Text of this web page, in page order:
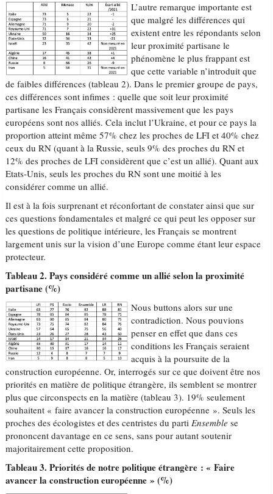
L’autre remarque importante est
que malgré les différences qui
existent entre les répondants selon
leur proximité partisane le
phénomène le plus frappant est
que cette variable n’introduit que
de faibles différences (tableau 2). Dans le premier groupe de pays,
ces différences sont infimes : quelle que soit leur proximité
partisane les Français considèrent massivement que les pays
européens sont nos alliés. Cela inclut l’Ukraine, et pour ce pays la
proportion atteint même 57% chez les proches de LFI et 40% chez
ceux du RN (quant à la Russie, seuls 9% des proches du RN et
12% des proches de LFI considèrent que c’est un allié). Quant aux
Etats-Unis, seuls les proches du RN sont une moitié à les
considérer comme un allié.
Il est à la fois surprenant et réconfortant de constater ainsi que sur
ces questions fondamentales et malgré ce qui peut les opposer sur
les questions de politique intérieure, les Français se montrent
largement unis sur la vision d’une Europe comme étant leur espace
protecteur.
Tableau 2. Pays considéré comme un allié selon la proximité
partisane (%)
Nous buttons alors sur une
contradiction. Nous pouvions
penser en effet que dans ces
conditions les Français seraient
acquis à la poursuite de la
construction européenne. Or, interrogés sur ce que doivent être nos
priorités en matière de politique étrangère, ils semblent se montrer
plus que circonspects en la matière (tableau 3). 19% seulement
souhaitent « faire avancer la construction européenne ». Seuls les
proches des écologistes et des centristes du partiEnsemble se
prononcent davantage en ce sens, sans pour autant soutenir
majoritairement cette proposition.
Tableau 3. Priorités de notre politique étrangère : « Faire
avancer la construction européenne » (%)